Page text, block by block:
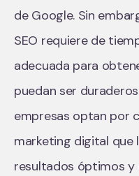
de Google. Sin
SEO requiere de
adecuada para
puedan ser
empresas optan por
marketing digital que
resultados óptimos y